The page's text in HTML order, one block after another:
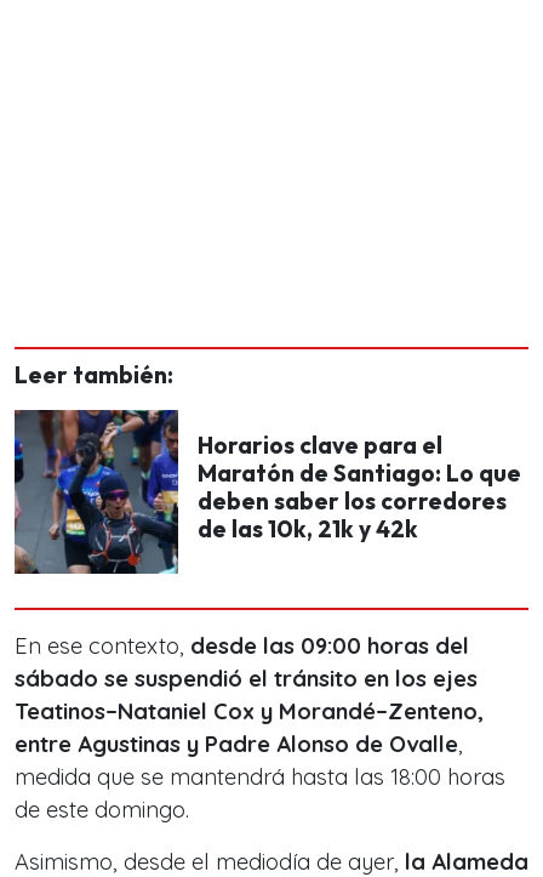
Leer también:
Horarios clave para el
Maratón de Santiago: Lo que
deben saber los corredores
de las 10k, 21k y 42k
En ese contexto, desde las 09:00 horas del
sábado se suspendió el tránsito en los ejes
Teatinos–Nataniel Cox y Morandé–Zenteno,
entre Agustinas y Padre Alonso de Ovalle,
medida que se mantendrá hasta las 18:00 horas
de este domingo.
Asimismo, desde el mediodía de ayer, la Alameda